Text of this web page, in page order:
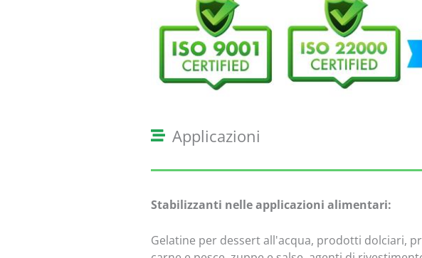
Applicazioni
Stabilizzanti nelle applicazioni alimentari:
Gelatine per dessert all'acqua, prodotti dolciari,